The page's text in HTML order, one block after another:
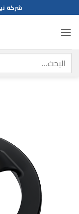
للمحتوى
شركة
البحث
عن: